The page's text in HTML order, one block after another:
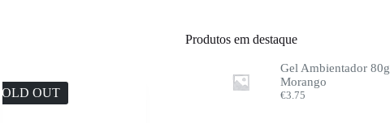
SOLD OUT
Produtos em destaque
Gel Ambientador 80g
Morango
€3.75